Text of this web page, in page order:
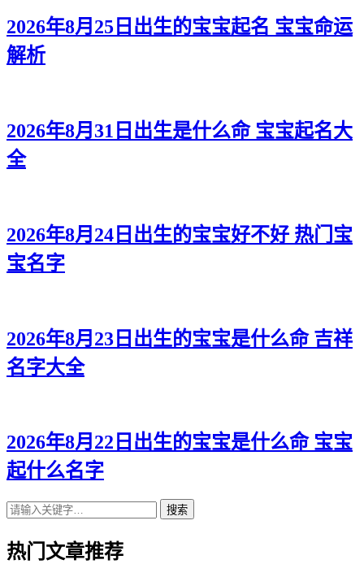
2026年8月25日出生的宝宝起名 宝宝命运
解析
2026年8月31日出生是什么命 宝宝起名大
全
2026年8月24日出生的宝宝好不好 热门宝
宝名字
2026年8月23日出生的宝宝是什么命 吉祥
名字大全
2026年8月22日出生的宝宝是什么命 宝宝
起什么名字
搜索
热门文章推荐